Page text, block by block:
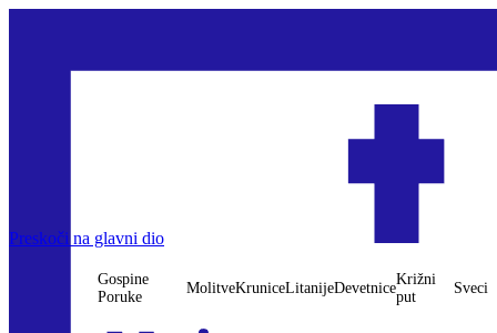
Preskoči na glavni dio
Gospine
Poruke
MolitveKruniceLitanijeDevetnice
Križni
put
Sveci